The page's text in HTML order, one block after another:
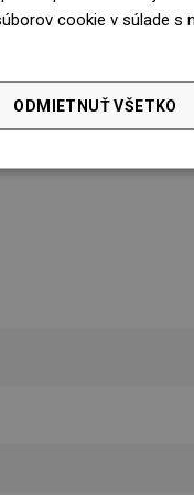
cookie v súlade s
ODMIETNUŤ VŠETKO